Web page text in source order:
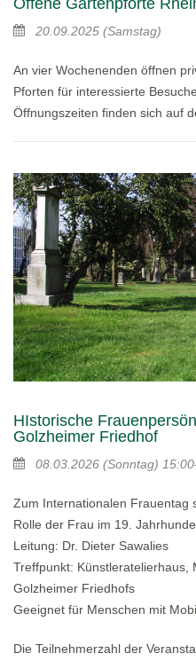
20.09.2025 (Samstag)
An vier Wochenenden öffnen
Pforten für interessierte
Öffnungszeiten finden sich auf
HIstorische
Golzheimer Friedhof
08.03.2026 (Sonntag)
Zum Internationalen Frauentag
Rolle der Frau im 19.
Leitung: Dr. Dieter Sawalies
Treffpunkt: Künstleratelierhaus,
Golzheimer Friedhofs
Geeignet für Menschen mit
Die Teilnehmerzahl der